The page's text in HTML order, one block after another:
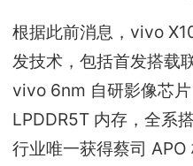
根据此前消息，vivo
发技术，包括首发搭载
vivo 6nm 自研影像芯
LPDDR5T 内存，全系
行业唯一获得蔡司